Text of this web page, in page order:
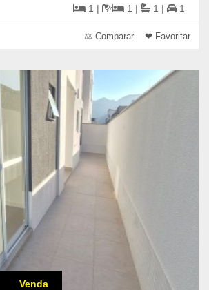
1 | 1 | 1 | 1
⚖ Comparar ❤ Favoritar
Venda